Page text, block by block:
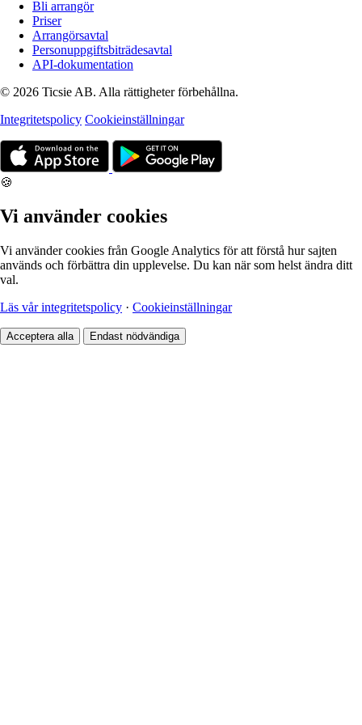
Bli arrangör
Priser
Arrangörsavtal
Personuppgiftsbiträdesavtal
API-dokumentation
© 2026 Ticsie AB. Alla rättigheter förbehållna.
Integritetspolicy Cookieinställningar
🍪
Vi använder cookies
Vi använder cookies från Google Analytics för att förstå hur sajten
används och förbättra din upplevelse. Du kan när som helst ändra ditt
val.
Läs vår integritetspolicy · Cookieinställningar
Acceptera alla Endast nödvändiga